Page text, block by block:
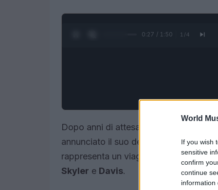
World
If you wish
sensitive
confirm
continue
information
0:28 / 1:50 1 /4
Dopo anni di attesa,
annunciato il suo debutto da solista.
rappresenta un viaggio musicale
Skyler e Davis.